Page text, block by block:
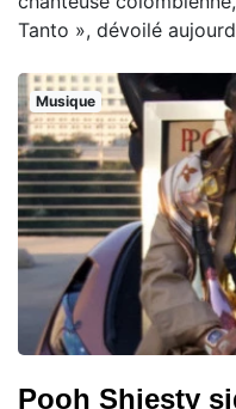
Tanto », dévoilé
Musique
Pooh Shiesty